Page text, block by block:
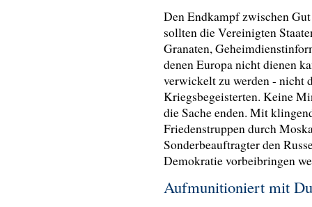
Den Endkampf zwischen
sollten die Vereinigten
Granaten,
denen Europa nicht dienen
verwickelt zu werden - nicht
Kriegsbegeisterten. Keine
die Sache enden. Mit
Friedenstruppen durch
Sonderbeauftragter den
Demokratie vorbeibringen
Aufmunitioniert mit